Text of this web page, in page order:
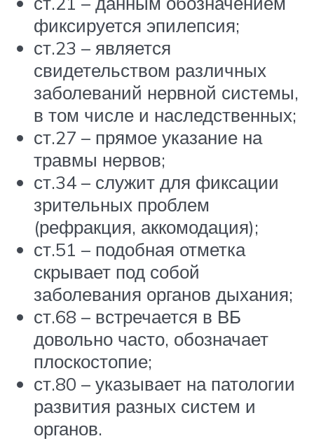
фиксируется эпилепсия;
ст.23 – является
свидетельством различных
заболеваний нервной системы,
в том числе и наследственных;
ст.27 – прямое указание на
травмы нервов;
ст.34 – служит для фиксации
зрительных проблем
(рефракция, аккомодация);
ст.51 – подобная отметка
скрывает под собой
заболевания органов дыхания;
ст.68 – встречается в ВБ
довольно часто, обозначает
плоскостопие;
ст.80 – указывает на патологии
развития разных систем и
органов.